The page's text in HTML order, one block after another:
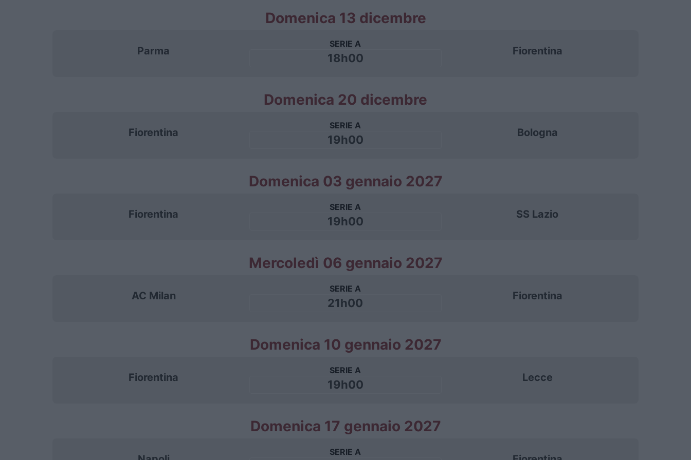
Domenica 13 dicembre
Parma
SERIE A
18h00
Fiorentina
Domenica 20 dicembre
Fiorentina
SERIE A
19h00
Bologna
Domenica 03 gennaio 2027
Fiorentina
SERIE A
19h00
SS Lazio
Mercoledì 06 gennaio 2027
AC Milan
SERIE A
21h00
Fiorentina
Domenica 10 gennaio 2027
Fiorentina
SERIE A
19h00
Lecce
Domenica 17 gennaio 2027
SERIE A